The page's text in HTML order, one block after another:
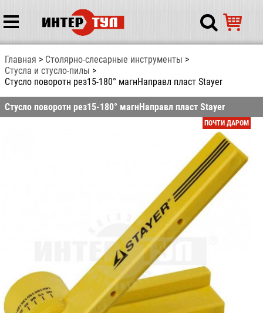
Главная
Столярно-слесарные инструменты
Стусла и стусло-пилы
Стусло поворотн рез15-180° магнНаправл пласт Stayer
Стусло поворотн рез15-180° магнНаправл пласт Stayer
ПОЧТИ ДАРОМ